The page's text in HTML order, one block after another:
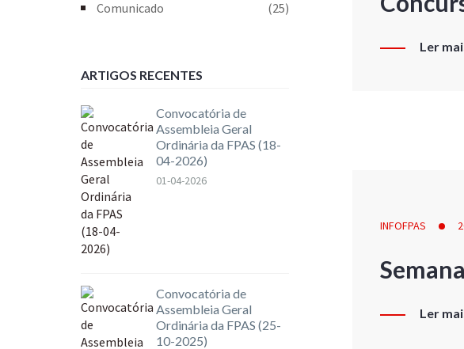
Ler
INFOFPAS
Ler
Comunicado
(25)
ARTIGOS RECENTES
Convocatória de
Assembleia Geral
Ordinária da FPAS (18-
04-2026)
01-04-2026
Convocatória de
Assembleia Geral
Ordinária da FPAS (25-
10-2025)